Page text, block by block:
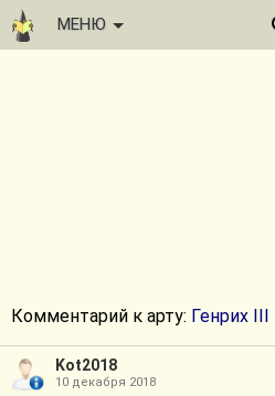
МЕНЮ
Комментарий к арту: Генрих III
Kot2018
10 декабря 2018